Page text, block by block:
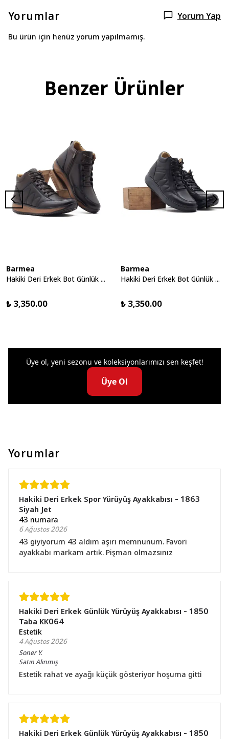
Yorumlar Yorum Yap
Bu ürün için henüz yorum yapılmamış.
Benzer Ürünler
Barmea
Hakiki Deri Erkek Bot Günlük Yürüyüş Ayakkabısı - 2150 Kahve KK064
₺ 3,350.00
Barmea
Hakiki Deri Erkek Bot Günlük Yürüyüş Ayakkabısı - 2150 Siyah KK064
₺ 3,350.00
Üye ol, yeni sezonu ve koleksiyonlarımızı sen keşfet!
Üye Ol
Yorumlar
Hakiki Deri Erkek Spor Yürüyüş Ayakkabısı - 1863
Siyah Jet
43 numara
6 Ağustos 2026
43 giyiyorum 43 aldım aşırı memnunum. Favori
ayakkabı markam artık. Pişman olmazsınız
Hakiki Deri Erkek Günlük Yürüyüş Ayakkabısı - 1850
Taba KK064
Estetik
4 Ağustos 2026
Soner Y.
Satın Alınmış
Estetik rahat ve ayağı küçük gösteriyor hoşuma gitti
Hakiki Deri Erkek Günlük Yürüyüş Ayakkabısı - 1850